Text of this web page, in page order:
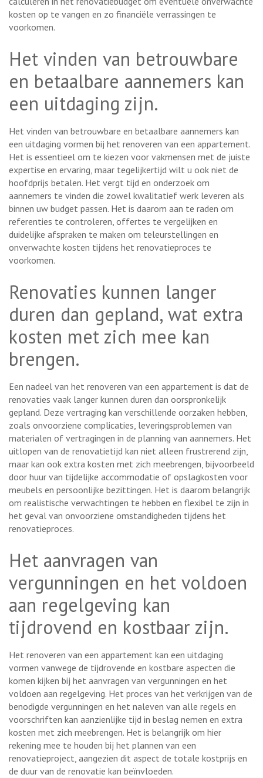
kosten op te vangen en zo financiële verrassingen te
voorkomen.
Het vinden van betrouwbare
en betaalbare aannemers kan
een uitdaging zijn.
Het vinden van betrouwbare en betaalbare aannemers kan
een uitdaging vormen bij het renoveren van een appartement.
Het is essentieel om te kiezen voor vakmensen met de juiste
expertise en ervaring, maar tegelijkertijd wilt u ook niet de
hoofdprijs betalen. Het vergt tijd en onderzoek om
aannemers te vinden die zowel kwalitatief werk leveren als
binnen uw budget passen. Het is daarom aan te raden om
referenties te controleren, offertes te vergelijken en
duidelijke afspraken te maken om teleurstellingen en
onverwachte kosten tijdens het renovatieproces te
voorkomen.
Renovaties kunnen langer
duren dan gepland, wat extra
kosten met zich mee kan
brengen.
Een nadeel van het renoveren van een appartement is dat de
renovaties vaak langer kunnen duren dan oorspronkelijk
gepland. Deze vertraging kan verschillende oorzaken hebben,
zoals onvoorziene complicaties, leveringsproblemen van
materialen of vertragingen in de planning van aannemers. Het
uitlopen van de renovatietijd kan niet alleen frustrerend zijn,
maar kan ook extra kosten met zich meebrengen, bijvoorbeeld
door huur van tijdelijke accommodatie of opslagkosten voor
meubels en persoonlijke bezittingen. Het is daarom belangrijk
om realistische verwachtingen te hebben en flexibel te zijn in
het geval van onvoorziene omstandigheden tijdens het
renovatieproces.
Het aanvragen van
vergunningen en het voldoen
aan regelgeving kan
tijdrovend en kostbaar zijn.
Het renoveren van een appartement kan een uitdaging
vormen vanwege de tijdrovende en kostbare aspecten die
komen kijken bij het aanvragen van vergunningen en het
voldoen aan regelgeving. Het proces van het verkrijgen van de
benodigde vergunningen en het naleven van alle regels en
voorschriften kan aanzienlijke tijd in beslag nemen en extra
kosten met zich meebrengen. Het is belangrijk om hier
rekening mee te houden bij het plannen van een
renovatieproject, aangezien dit aspect de totale kostprijs en
de duur van de renovatie kan beïnvloeden.